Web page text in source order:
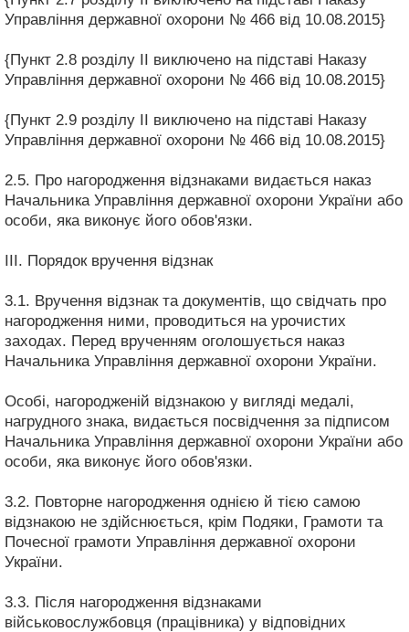
Управління державної охорони № 466 від 10.08.2015}
{Пункт 2.8 розділу II виключено на підставі Наказу
Управління державної охорони № 466 від 10.08.2015}
{Пункт 2.9 розділу II виключено на підставі Наказу
Управління державної охорони № 466 від 10.08.2015}
2.5. Про нагородження відзнаками видається наказ
Начальника Управління державної охорони України або
особи, яка виконує його обов'язки.
III. Порядок вручення відзнак
3.1. Вручення відзнак та документів, що свідчать про
нагородження ними, проводиться на урочистих
заходах. Перед врученням оголошується наказ
Начальника Управління державної охорони України.
Особі, нагородженій відзнакою у вигляді медалі,
нагрудного знака, видається посвідчення за підписом
Начальника Управління державної охорони України або
особи, яка виконує його обов'язки.
3.2. Повторне нагородження однією й тією самою
відзнакою не здійснюється, крім Подяки, Грамоти та
Почесної грамоти Управління державної охорони
України.
3.3. Після нагородження відзнаками
військовослужбовця (працівника) у відповідних